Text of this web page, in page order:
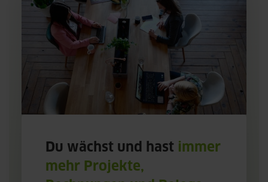
Du wächst und hast
immer
mehr Projekte,